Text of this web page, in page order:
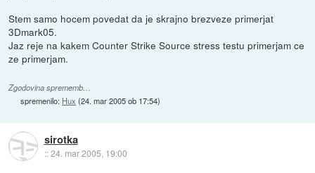
Stem samo hocem povedat da je skrajno brezveze primerjat
3Dmark05.
Jaz reje na kakem Counter Strike Source stress testu primerjam ce
ze primerjam.
Zgodovina sprememb…
spremenilo: Hux (24. mar 2005 ob 17:54)
sirotka
::24. mar 2005, 19:00